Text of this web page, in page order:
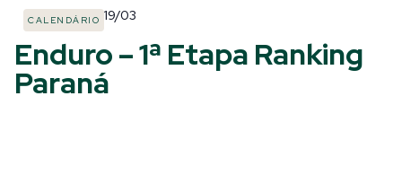
CALENDÁRIO 19/03
Enduro – 1ª Etapa Ranking
Paraná